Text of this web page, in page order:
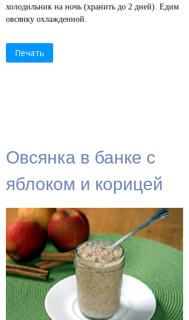
холодильник на ночь (хранить до 2 дней). Едим
овсянку охлажденной.
Печать
Овсянка в банке с
яблоком и корицей